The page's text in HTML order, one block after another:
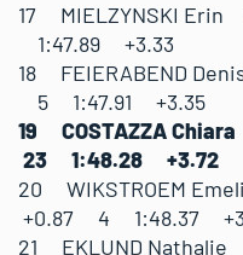
17 MIELZYNSKI
1:47.89 +3.33
18 FEIERABEND
5 1:47.91 +3.35
19 COSTAZZA
23 1:48.28 +3.72
20 WIKSTROEM
+0.87 4 1:48.37
21 EKLUND